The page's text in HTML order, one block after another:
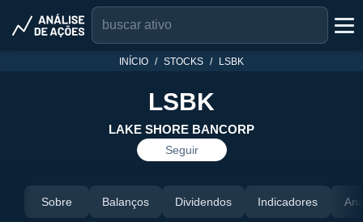
INÍCIO STOCKS LSBK
LSBK
LAKE SHORE BANCORP
Seguir
Sobre Balanços Dividendos Indicadores